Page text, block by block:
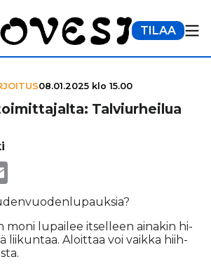
TILAA
08.01.2025 klo 15.00
Tal­viur­hei­lua
moni lu­pai­lee it­sel­leen ai­na­kin hi­
lii­kun­taa. Aloit­taa voi vaik­ka hiih­